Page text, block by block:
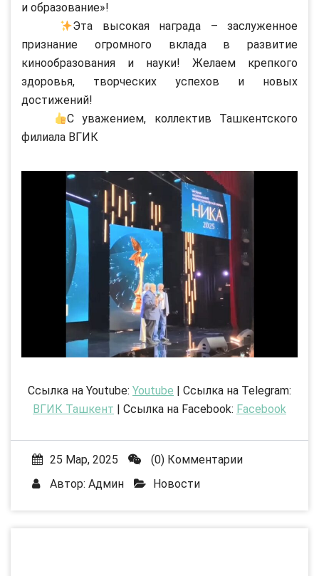
и образование»!
Эта высокая награда – заслуженное
признание огромного вклада в развитие
кинообразования и науки! Желаем крепкого
здоровья, творческих успехов и новых
достижений!
С уважением, коллектив Ташкентского
филиала ВГИК
Ссылка на Youtube: Youtube | Ссылка на Telegram:
ВГИК Ташкент | Ссылка на Facebook: Facebook
25 Мар, 2025
(0) Комментарии
Автор: Админ Новости